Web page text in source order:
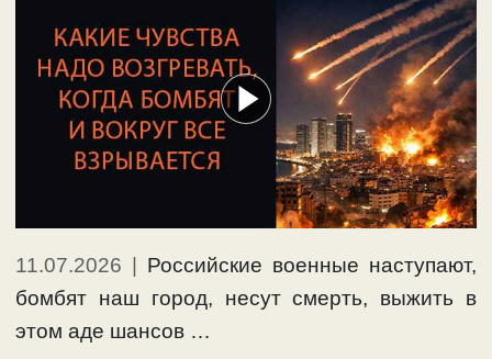
11.07.2026
Российские военные наступают,
бомбят наш город, несут смерть, выжить в
этом аде шансов …